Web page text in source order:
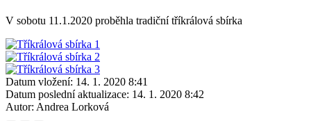
V sobotu 11.1.2020 proběhla tradiční tříkrálová sbírka
Datum vložení: 14. 1. 2020 8:41
Datum poslední aktualizace: 14. 1. 2020 8:42
Autor: Andrea Lorková